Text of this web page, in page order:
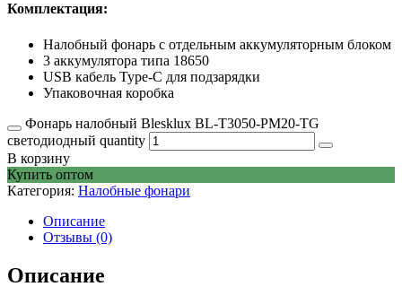
Комплектация:
Налобный фонарь с отдельным аккумуляторным блоком
3 аккумулятора типа 18650
USB кабель Type-C для подзарядки
Упаковочная коробка
Фонарь налобный Blesklux BL-T3050-PM20-TG
светодиодный quantity
В корзину
Купить оптом
Категория: Налобные фонари
Описание
Отзывы (0)
Описание